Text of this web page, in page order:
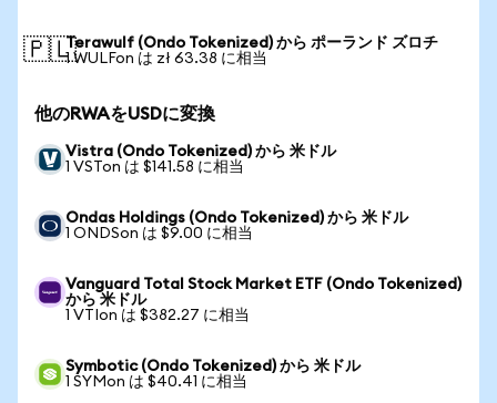
🇵🇱Terawulf (Ondo Tokenized) から ポーランド ズロチ
1 WULFon は zł 63.38 に相当
他のRWAをUSDに変換
Vistra (Ondo Tokenized) から 米ドル
1 VSTon は $141.58 に相当
Ondas Holdings (Ondo Tokenized) から 米ドル
1 ONDSon は $9.00 に相当
Vanguard Total Stock Market ETF (Ondo Tokenized)
から 米ドル
1 VTIon は $382.27 に相当
Symbotic (Ondo Tokenized) から 米ドル
1 SYMon は $40.41 に相当